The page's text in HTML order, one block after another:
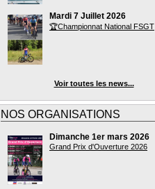
Mardi 7 Juillet 2026
🏆Championnat National FSGT
Voir toutes les news...
NOS ORGANISATIONS
Dimanche 1er mars 2026
Grand Prix d'Ouverture 2026